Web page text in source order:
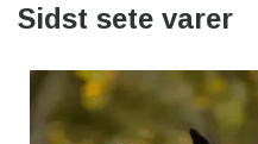
Sidst sete varer